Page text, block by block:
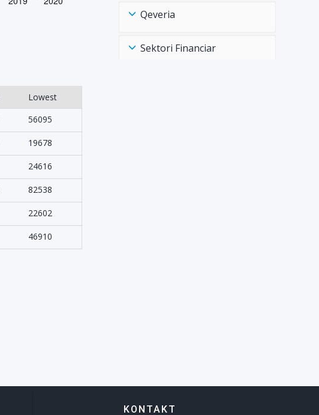
Lowest
56095
19678
24616
82538
22602
46910
Qeveria
Sektori Financiar
KONTAKT